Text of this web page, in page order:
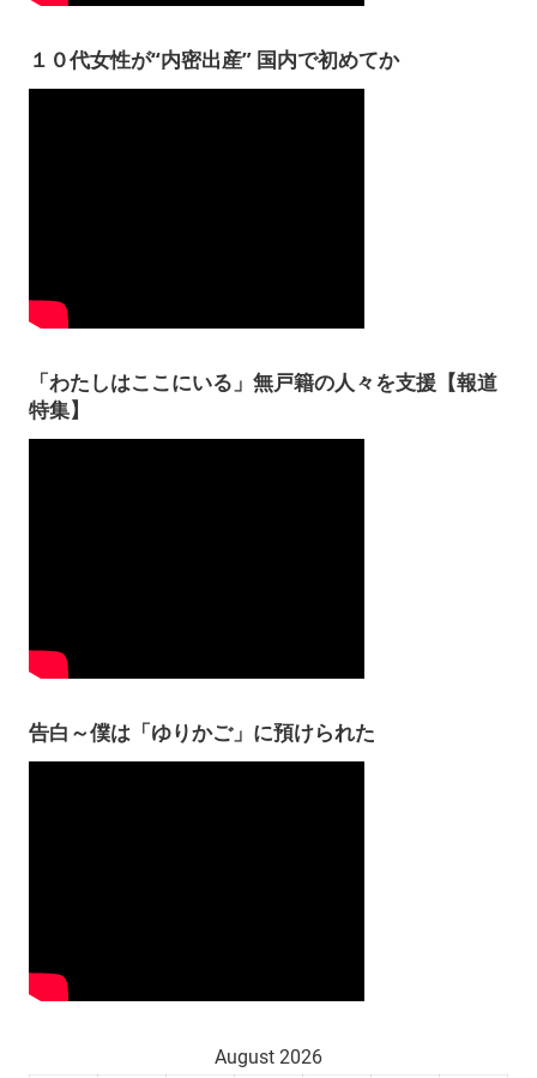
１０代女性が“内密出産” 国内で初めてか
「わたしはここにいる」無戸籍の人々を支援【報道
特集】
告白～僕は「ゆりかご」に預けられた
August 2026